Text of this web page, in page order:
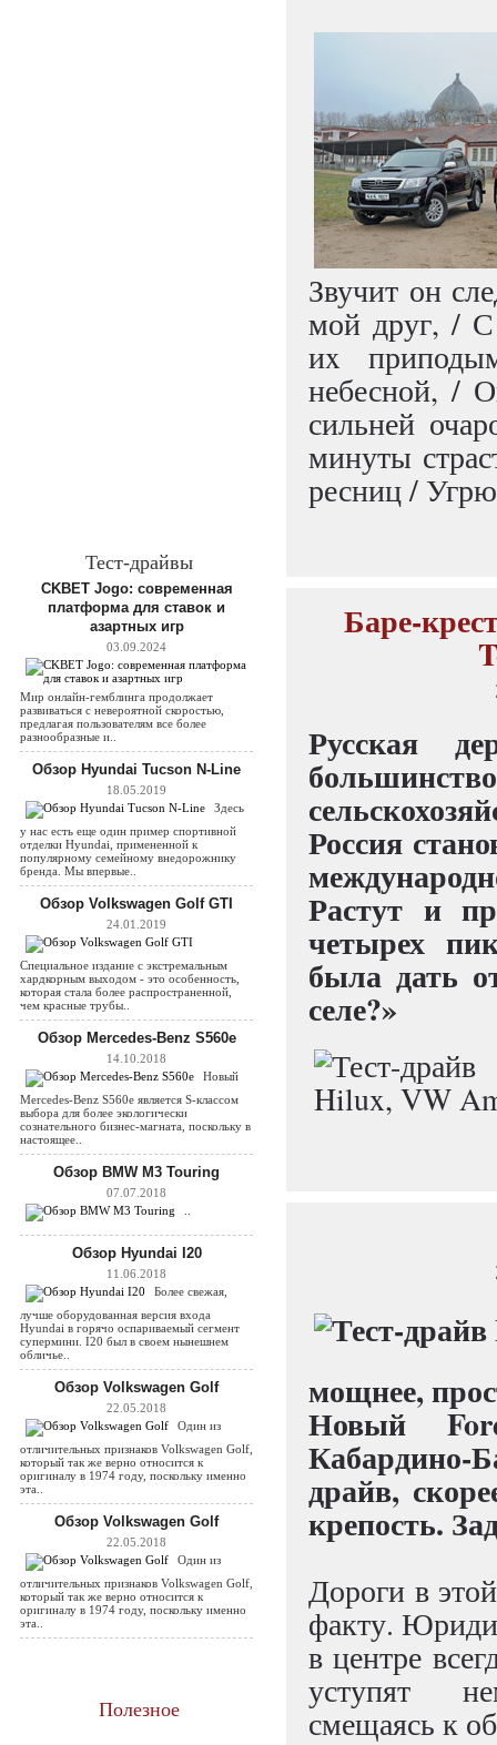
Тест-драйвы
CKBET Jogo: современная
платформа для ставок и
азартных игр
03.09.2024
Мир онлайн-гемблинга продолжает
развиваться с невероятной скоростью,
предлагая пользователям все более
разнообразные и..
Обзор Hyundai Tucson N-Line
18.05.2019
Здесь
у нас есть еще один пример спортивной
отделки Hyundai, примененной к
популярному семейному внедорожнику
бренда. Мы впервые..
Обзор Volkswagen Golf GTI
24.01.2019
Специальное издание с экстремальным
хардкорным выходом - это особенность,
которая стала более распространенной,
чем красные трубы..
Обзор Mercedes-Benz S560e
14.10.2018
Новый
Mercedes-Benz S560e является S-классом
выбора для более экологически
сознательного бизнес-магната, поскольку в
настоящее..
Обзор BMW M3 Touring
07.07.2018
Обзор Hyundai I20
11.06.2018
Более свежая,
лучше оборудованная версия входа
Hyundai в горячо оспариваемый сегмент
супермини. I20 был в своем нынешнем
обличье..
Обзор Volkswagen Golf
22.05.2018
Один из
отличительных признаков Volkswagen Golf,
который так же верно относится к
оригиналу в 1974 году, поскольку именно
эта..
Обзор Volkswagen Golf
22.05.2018
Один из
отличительных признаков Volkswagen Golf,
который так же верно относится к
оригиналу в 1974 году, поскольку именно
эта..
Полезное
Звучит он
мой друг, / С
иx
небесной, /
сильней
минуты
ресниц /
Баре-
Русская
Россия
Растут и
четырех
была дать
селе?»
мощнее,
Новый
Кабардино-
драйв,
крепость.
Дороги в
факту.
в центре
уступят
смещаясь к